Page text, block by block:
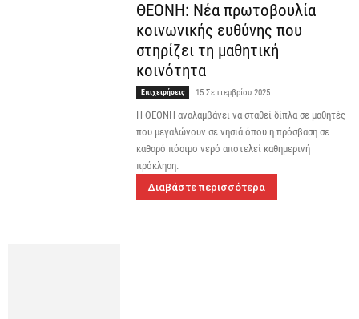
ΘΕΟΝΗ: Νέα πρωτοβουλία
κοινωνικής ευθύνης που
στηρίζει τη μαθητική
κοινότητα
Επιχειρήσεις 15 Σεπτεμβρίου 2025
Η ΘΕΟΝΗ αναλαμβάνει να σταθεί δίπλα σε μαθητές
που μεγαλώνουν σε νησιά όπου η πρόσβαση σε
καθαρό πόσιμο νερό αποτελεί καθημερινή
πρόκληση.
Διαβάστε περισσότερα